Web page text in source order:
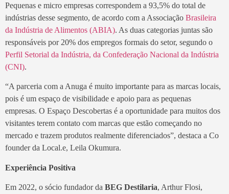
Pequenas e micro empresas correspondem a 93,5% do total de
indústrias desse segmento, de acordo com a Associação Brasileira
da Indústria de Alimentos (ABIA). As duas categorias juntas são
responsáveis por 20% dos empregos formais do setor, segundo o
Perfil Setorial da Indústria, da Confederação Nacional da Indústria
(CNI).
“A parceria com a Anuga é muito importante para as marcas locais,
pois é um espaço de visibilidade e apoio para as pequenas
empresas. O Espaço Descobertas é a oportunidade para muitos dos
visitantes terem contato com marcas que estão começando no
mercado e trazem produtos realmente diferenciados”, destaca a Co
founder da Local.e, Leila Okumura.
Experiência Positiva
Em 2022, o sócio fundador da BEG Destilaria, Arthur Flosi,